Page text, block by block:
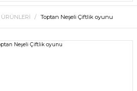
Toptan Neşeli Çiftlik oyunu